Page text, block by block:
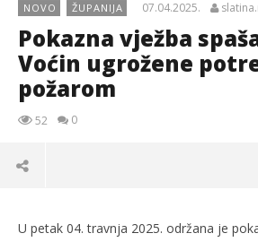
NOVO ŽUPANIJA 07.04.2025.
Pokazna vježba
Voćin ugrožene
požarom
52 0
U petak 04. travnja 2025. održana je